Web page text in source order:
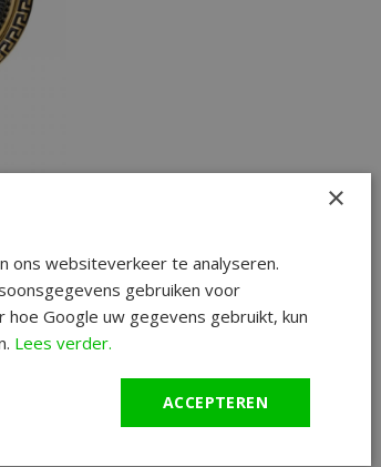
| Waterdicht tot 5ATM
VCO100017 Palazzo van Versaceis
rondingen en glans vinden wij dit
staat, met gouden en zwarte
×
ons websiteverkeer te analyseren.
gebruiken voor
Google uw gegevens gebruikt, kun
Lees verder.
ACCEPTEREN